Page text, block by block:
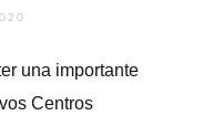
una importante
Centros